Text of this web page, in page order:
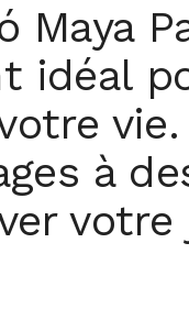
Maya
idéal
à